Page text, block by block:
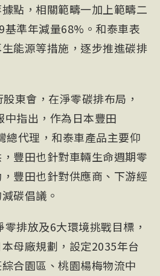
點，相關範疇一加上範疇二
基準年減量68%。和泰車表
能源等措施，逐步推進碳排
東會，在淨零碳排布局，
指出，作為日本豐田
總代理，和泰車產品主要仰
豐田也針對車輛生命週期零
豐田也針對供應商、下游經
碳倡議。
排放及6大環境挑戰目標，
母廠規劃，設定2035年台
合園區、桃園楊梅物流中